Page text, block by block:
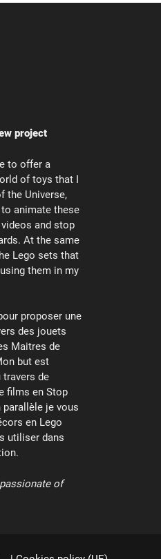
project
to offer a
of toys that I
the Universe,
animate these
and stop
At the same
Lego sets that
them in my
proposer une
des jouets
Maitres de
but est
travers de
films en Stop
je vous
en Lego
utiliser dans
of